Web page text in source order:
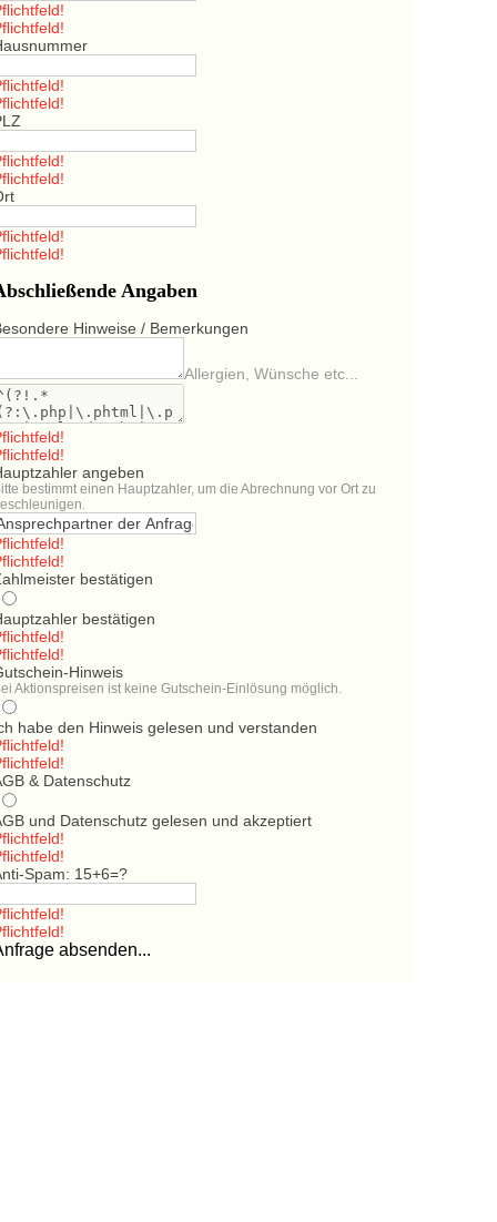
Angaben
Hinweise / Bemerkungen
Allergien, Wünsche etc...
angeben
bestimmt einen Hauptzahler, um die Abrechnung vor Ort zu
bestätigen
bestätigen
Hinweis
Aktionspreisen ist keine Gutschein-Einlösung möglich.
habe den Hinweis gelesen und verstanden
& Datenschutz
und Datenschutz gelesen und akzeptiert
Spam: 15+6=?
absenden...